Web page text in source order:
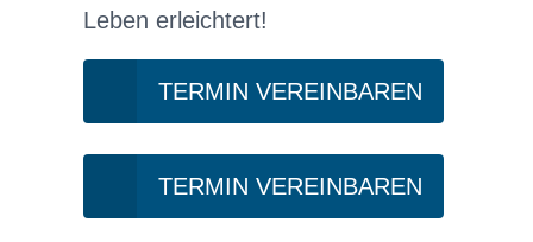
Leben erleichtert!
TERMIN VEREINBAREN
TERMIN VEREINBAREN